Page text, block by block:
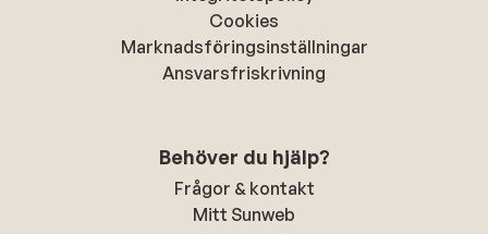
Cookies
Marknadsföringsinställningar
Ansvarsfriskrivning
Behöver du hjälp?
Frågor & kontakt
Mitt Sunweb